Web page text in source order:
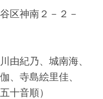
区神南２－２－
由紀乃、城南海、
、寺島絵里佳、
十音順）